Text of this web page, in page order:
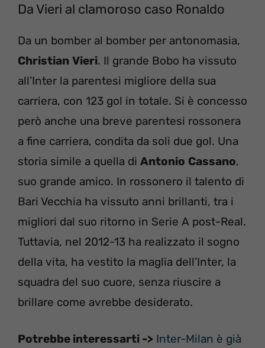
Da Vieri al clamoroso caso Ronaldo
Da un bomber al bomber per antonomasia,
Christian Vieri. Il grande Bobo ha vissuto
all’Inter la parentesi migliore della sua
carriera, con 123 gol in totale. Si è concesso
però anche una breve parentesi rossonera
a fine carriera, condita da soli due gol. Una
storia simile a quella di Antonio Cassano,
suo grande amico. In rossonero il talento di
Bari Vecchia ha vissuto anni brillanti, tra i
migliori dal suo ritorno in Serie A post-Real.
Tuttavia, nel 2012-13 ha realizzato il sogno
della vita, ha vestito la maglia dell’Inter, la
squadra del suo cuore, senza riuscire a
brillare come avrebbe desiderato.
Potrebbe interessarti -> Inter-Milan è già